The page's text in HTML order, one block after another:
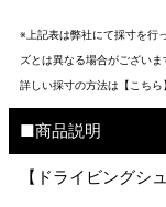
※上記表は弊社にて採寸を行
ズとは異なる場合がございま
詳しい採寸の方法は 【こち
■商品説明
【ドライビングシ